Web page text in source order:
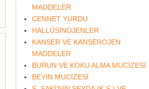
MADDELER
CENNET YURDU
HALLÜSİNOJENLER
KANSER VE KANSEROJEN
MADDELER
BURUN VE KOKU ALMA MUCİZESİ
BEYİN MUCİZESİ